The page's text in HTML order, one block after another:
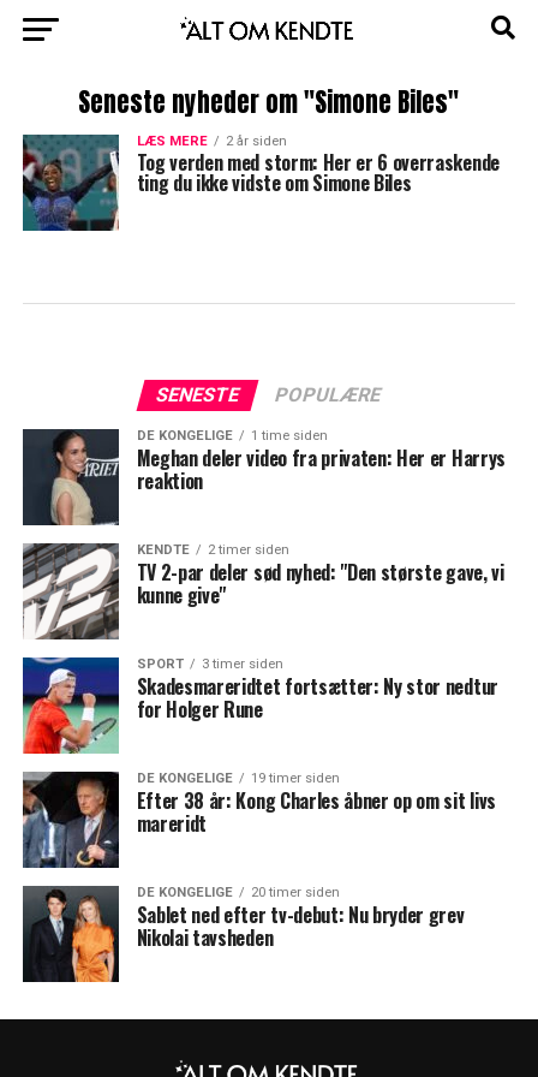
Seneste nyheder om "Simone Biles"
LÆS MERE 2 år siden
Tog verden med storm: Her er 6 overraskende
ting du ikke vidste om Simone Biles
SENESTE POPULÆRE
DE KONGELIGE 1 time siden
Meghan deler video fra privaten: Her er Harrys
reaktion
KENDTE 2 timer siden
TV 2-par deler sød nyhed: "Den største gave, vi
kunne give"
SPORT 3 timer siden
Skadesmareridtet fortsætter: Ny stor nedtur
for Holger Rune
DE KONGELIGE 19 timer siden
Efter 38 år: Kong Charles åbner op om sit livs
mareridt
DE KONGELIGE 20 timer siden
Sablet ned efter tv-debut: Nu bryder grev
Nikolai tavsheden